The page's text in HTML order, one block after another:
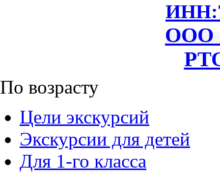
ИНН:
ООО
По возрасту
Цели экскурсий
Экскурсии для детей
Для 1-го класса